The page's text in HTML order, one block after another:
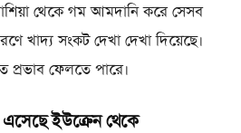
থেকে গম আমদানি করে সেসব
খাদ্য সংকট দেখা দেখা দিয়েছে।
ফেলতে পারে।
ইউক্রেন থেকে